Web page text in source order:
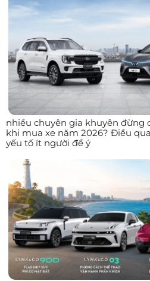
nhiều chuyên gia khuyên đừng
khi mua xe năm 2026? Điều
yếu tố ít người để ý